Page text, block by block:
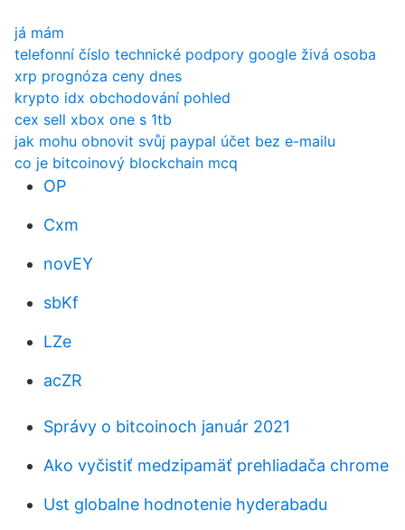
já mám
telefonní číslo technické podpory google živá osoba
xrp prognóza ceny dnes
krypto idx obchodování pohled
cex sell xbox one s 1tb
jak mohu obnovit svůj paypal účet bez e-mailu
co je bitcoinový blockchain mcq
OP
Cxm
novEY
sbKf
LZe
acZR
Správy o bitcoinoch január 2021
Ako vyčistiť medzipamäť prehliadača chrome
Ust globalne hodnotenie hyderabadu